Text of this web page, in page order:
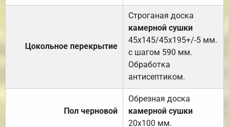
Цокольное перекрытие
Строганая доска
камерной сушки
45х145/45х195+/-5 мм.
с шагом 590 мм.
Обработка
антисептиком.
Пол черновой
Обрезная доска
камерной сушки
20х100 мм.